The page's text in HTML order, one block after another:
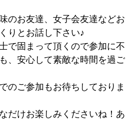
のお友達、女子会友達などお
りとお話し下さい♪
で固まって頂くので参加に不
、安心して素敵な時間を過ご
のご参加もお待ちしておりま
だけお楽しみくださいね！あ